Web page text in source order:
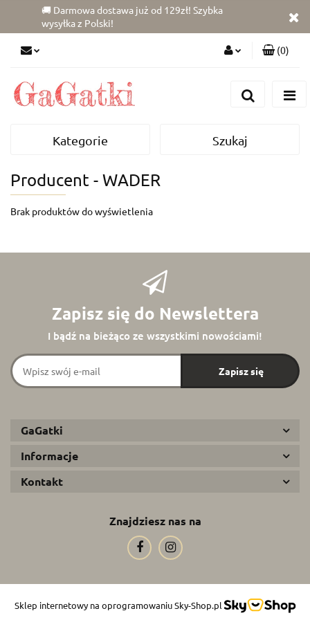
🚚 Darmowa dostawa już od 129zł! Szybka
wysyłka z Polski!
Zgody cookies
(0)
Kategorie Szukaj
Producent - WADER
Brak produktów do wyświetlenia
Zapisz się do Newslettera
I bądź na bieżąco ze wszystkimi nowościami!
GaGatki
Informacje
Kontakt
Znajdziesz nas na
Sklep internetowy na oprogramowaniu Sky-Shop.pl